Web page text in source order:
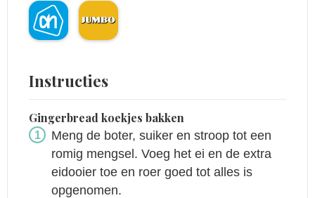
Instructies
Gingerbread koekjes bakken
Meng de boter, suiker en stroop tot een
romig mengsel. Voeg het ei en de extra
eidooier toe en roer goed tot alles is
opgenomen.